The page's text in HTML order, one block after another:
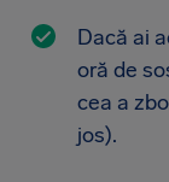
Dacă ai
oră de
cea a
jos).